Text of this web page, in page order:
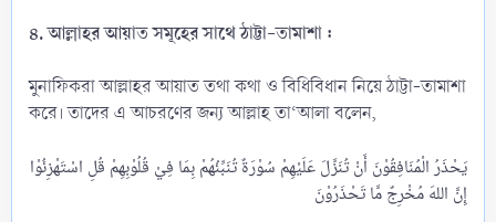
৪. আল্লাহর আয়াত সমূহের সাথে ঠাট্টা-তামাশা :
মুনাফিকরা আল্লাহর আয়াত তথা কথা ও বিধিবিধান নিয়ে ঠাট্টা-তামাশা
করে। তাদের এ আচরণের জন্য আল্লাহ তা‘আলা বলেন,
يَحْذَرُ الْمُنَافِقُوْنَ أَنْ تُنَزَّلَ عَلَيْهِمْ سُوْرَةٌ تُنَبِّئُهُمْ بِمَا فِيْ قُلُوْبِهِمْ قُلِ اسْتَهْزِئُوْا